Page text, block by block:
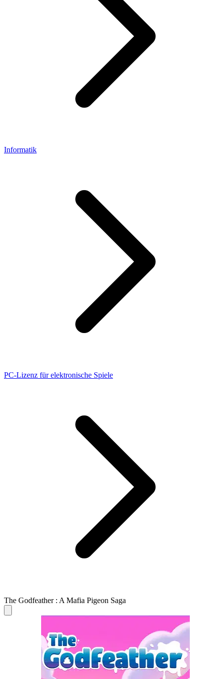
Informatik
PC-Lizenz für elektronische Spiele
The Godfeather : A Mafia Pigeon Saga